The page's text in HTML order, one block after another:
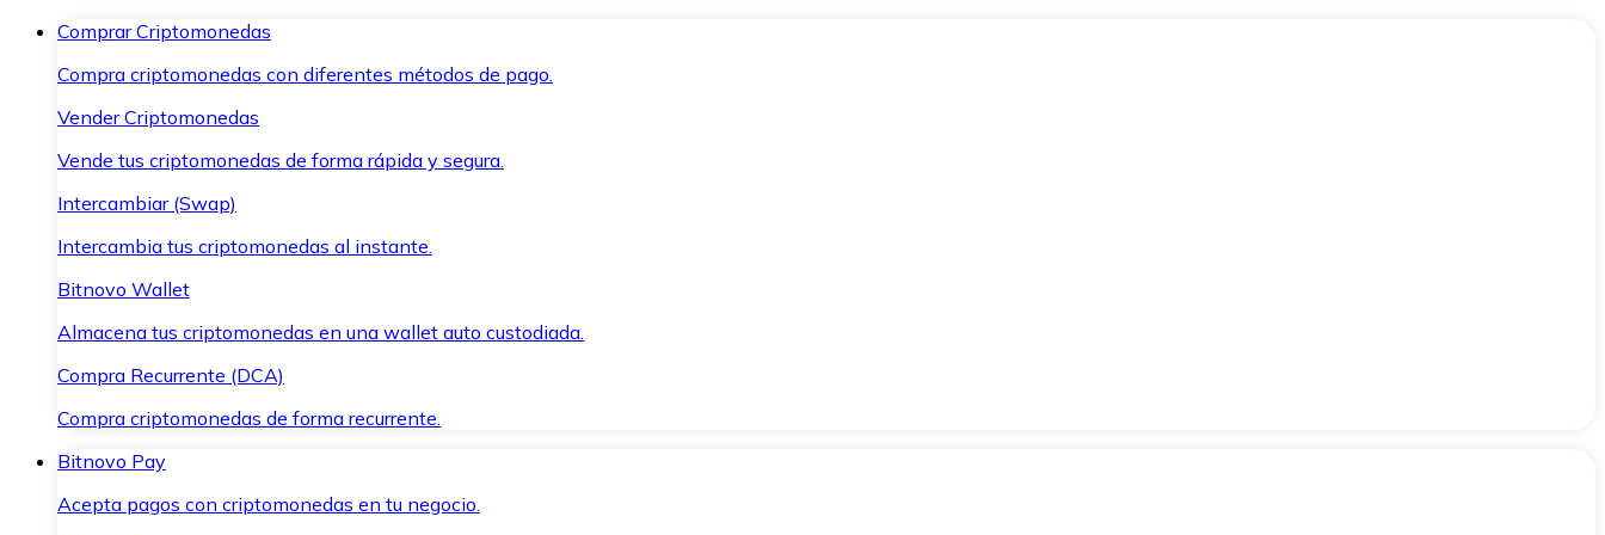
Comprar Criptomonedas
Compra criptomonedas con diferentes métodos de pago.
Vender Criptomonedas
Vende tus criptomonedas de forma rápida y segura.
Intercambiar (Swap)
Intercambia tus criptomonedas al instante.
Bitnovo Wallet
Almacena tus criptomonedas en una wallet auto custodiada.
Compra Recurrente (DCA)
Compra criptomonedas de forma recurrente.
Bitnovo Pay
Acepta pagos con criptomonedas en tu negocio.